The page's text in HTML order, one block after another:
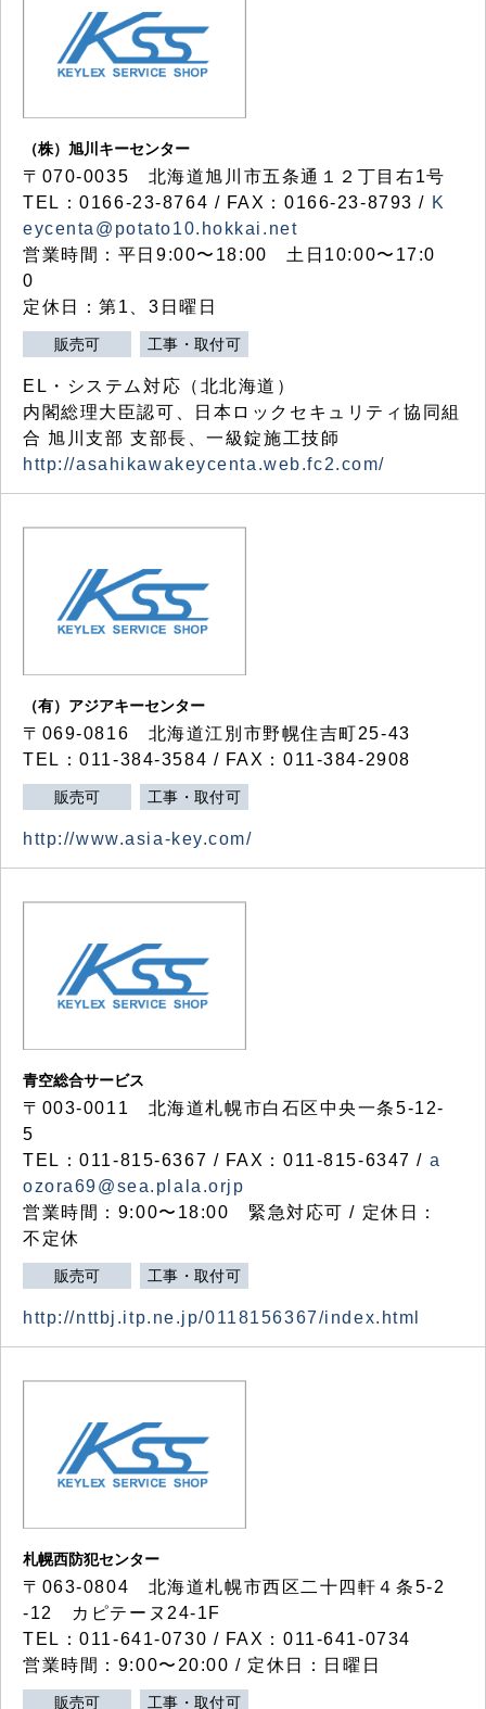
（株）旭川キーセンター
〒070-0035 北海道旭川市五条通１２丁目右1号
TEL：0166-23-8764 / FAX：0166-23-8793 / K
eycenta@potato10.hokkai.net
営業時間：平日9:00〜18:00 土日10:00〜17:0
0
定休日：第1、3日曜日
販売可 工事・取付可
EL・システム対応（北北海道）
内閣総理大臣認可、日本ロックセキュリティ協同組
合 旭川支部 支部長、一級錠施工技師
http://asahikawakeycenta.web.fc2.com/
（有）アジアキーセンター
〒069-0816 北海道江別市野幌住吉町25-43
TEL：011-384-3584 / FAX：011-384-2908
販売可 工事・取付可
http://www.asia-key.com/
青空総合サービス
〒003-0011 北海道札幌市白石区中央一条5-12-
5
TEL：011-815-6367 / FAX：011-815-6347 / a
ozora69@sea.plala.orjp
営業時間：9:00〜18:00 緊急対応可 / 定休日：
不定休
販売可 工事・取付可
http://nttbj.itp.ne.jp/0118156367/index.html
札幌西防犯センター
〒063-0804 北海道札幌市西区二十四軒４条5-2
-12 カピテーヌ24-1F
TEL：011-641-0730 / FAX：011-641-0734
営業時間：9:00〜20:00 / 定休日：日曜日
販売可 工事・取付可